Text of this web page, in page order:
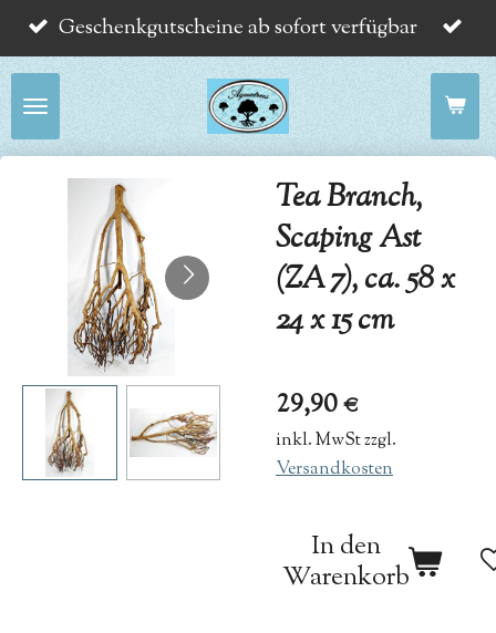
Zum
Hauptinhalt
springen
Geschenkgutscheine ab sofort verfügbar
Tea Branch,
Scaping Ast
(ZA 7), ca. 58 x
24 x 15 cm
29,90 €
inkl. MwSt zzgl.
Versandkosten
In den
Warenkorb